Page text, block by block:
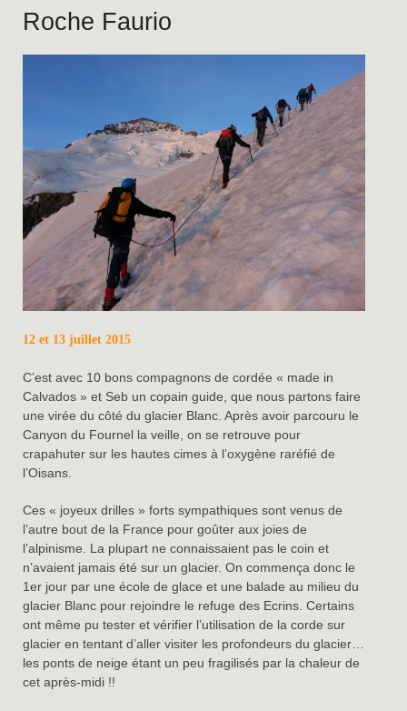
Roche Faurio
12 et 13 juillet 2015
C’est avec 10 bons compagnons de cordée « made in
Calvados » et Seb un copain guide, que nous partons faire
une virée du côté du glacier Blanc. Après avoir parcouru le
Canyon du Fournel la veille, on se retrouve pour
crapahuter sur les hautes cimes à l’oxygène raréfié de
l’Oisans.
Ces « joyeux drilles » forts sympathiques sont venus de
l’autre bout de la France pour goûter aux joies de
l’alpinisme. La plupart ne connaissaient pas le coin et
n’avaient jamais été sur un glacier. On commença donc le
1er jour par une école de glace et une balade au milieu du
glacier Blanc pour rejoindre le refuge des Ecrins. Certains
ont même pu tester et vérifier l’utilisation de la corde sur
glacier en tentant d’aller visiter les profondeurs du glacier…
les ponts de neige étant un peu fragilisés par la chaleur de
cet après-midi !!